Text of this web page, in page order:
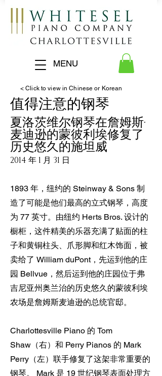
< Click to view in Chinese or Korean
MENU
值得注意的钢琴
夏洛茨维尔钢琴在詹姆斯·
麦迪逊的蒙彼利埃修复了
历史悠久的施坦威
2014 年 1 月 31 日
1893 年，纽约的 Steinway & Sons 制
造了可能是他们最高的立式钢琴，高度
为 77 英寸。由纽约 Herts Bros. 设计的
橱柜，这件精美的乐器充满了贴面的柱
子和黄铜柱头、爪形脚和红木饰面，被
卖给了 William duPont，先运到他的庄
园 Bellvue，然后运到他的庄园位于弗
吉尼亚州奥兰治的历史悠久的蒙彼利埃
农场是詹姆斯麦迪逊的总统官邸。
Charlottesville Piano 的 Tom
Shaw（右）和 Perry Pianos 的 Mark
Perry（左）联手修复了这架非常重要的
钢琴。 Mark 是 19 世纪钢琴表面处理方